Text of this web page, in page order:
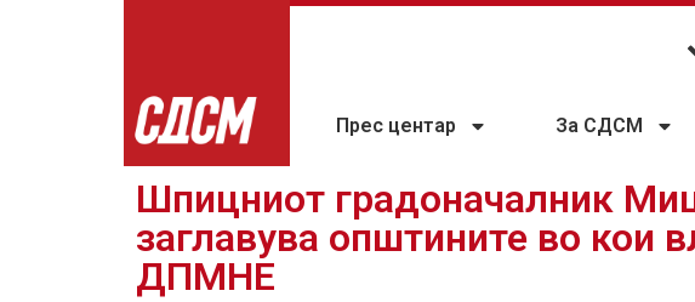
Прес центар За СДСМ
Шпицниот градоначалник
заглавува општините во кои
ДПМНЕ